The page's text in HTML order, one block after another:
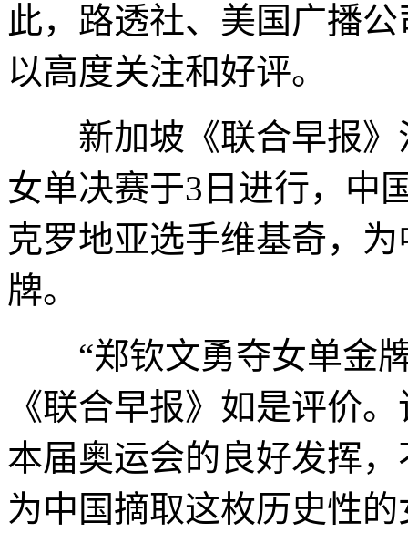
此，路透社、美国广播
以高度关注和好评。
新加坡《联合早报》
女单决赛于3日进行，中
克罗地亚选手维基奇，
牌。
“郑钦文勇夺女单金牌
《联合早报》如是评价
本届奥运会的良好发挥
为中国摘取这枚历史性